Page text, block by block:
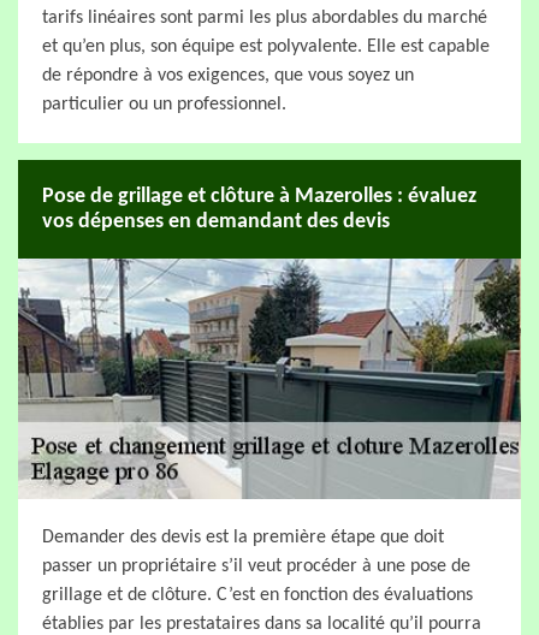
tarifs linéaires sont parmi les plus abordables du marché
et qu’en plus, son équipe est polyvalente. Elle est capable
de répondre à vos exigences, que vous soyez un
particulier ou un professionnel.
Pose de grillage et clôture à Mazerolles : évaluez
vos dépenses en demandant des devis
Demander des devis est la première étape que doit
passer un propriétaire s’il veut procéder à une pose de
grillage et de clôture. C’est en fonction des évaluations
établies par les prestataires dans sa localité qu’il pourra